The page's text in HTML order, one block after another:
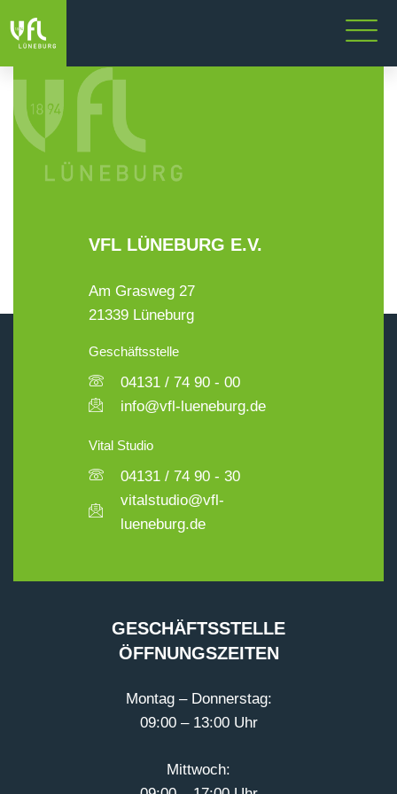
VFL LÜNEBURG E.V.
Am Grasweg 27
21339 Lüneburg
Geschäftsstelle
04131 / 74 90 - 00
info@vfl-lueneburg.de
Vital Studio
04131 / 74 90 - 30
vitalstudio@vfl-
lueneburg.de
GESCHÄFTSSTELLE
ÖFFNUNGSZEITEN
Montag – Donnerstag:
09:00 – 13:00 Uhr
Mittwoch: